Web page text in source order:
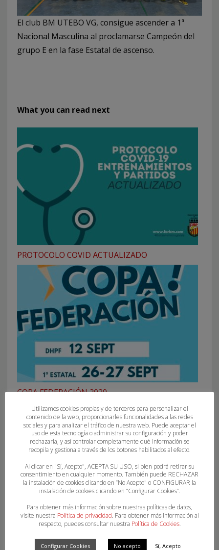
El club BM UTEBO VG, consigue ascender a 1ª
Nacional Masculina al proclamarse Campeón del
grupo E en la fase Estatal de ascenso.
What you can read next
PROTOCOLO COVID ACTUALIZADO
COPA FEDERACIÓN 2020
INFORMACIÓN ASOBAL Nº 31 2023-2024
Utilizamos cookies propias y de terceros para personalizar el
contenido de la web, proporcionarles funcionalidades a las redes
sociales y para analizar el tráfico de nuestra web. Puede aceptar el
uso de esta tecnología o administrar su configuración y poder
rechazarla, y así controlar completamente qué información se
recopila y gestiona a través de los botones habilitados al efecto.
Al clicar en "Sí, Acepto", ACEPTA SU USO, si bien podrá retirar su
consentimiento en cualquier momento. También puede RECHAZAR
la instalación de cookies clicando en “No Acepto" o CONFIGURAR la
instalación de cookies clicando en “Configurar Cookies”.
Para obtener más información sobre nuestras políticas de datos,
visite nuestra Política de privacidad. Para obtener más información al
respecto, puedes consultar nuestra Política de Cookies.
Configurar Cookies No acepto Sí, Acepto